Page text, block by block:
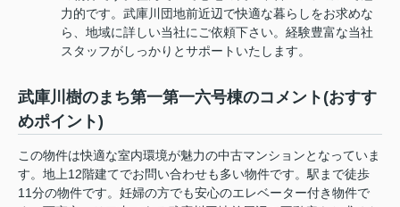
力的です。武庫川団地前近辺で快適な暮らしをお求めな
ら、地域に詳しい当社にご依頼下さい。経験豊富な当社
スタッフがしっかりとサポートいたします。
武庫川樹のまち第一第一六号棟のコメント(おすす
めポイント)
この物件は快適な室内環境が魅力の中古マンションとなっていま
す。地上12階建てでお問い合わせも多い物件です。駅まで徒歩
11分の物件です。妊婦の方でも安心のエレベーター付き物件で